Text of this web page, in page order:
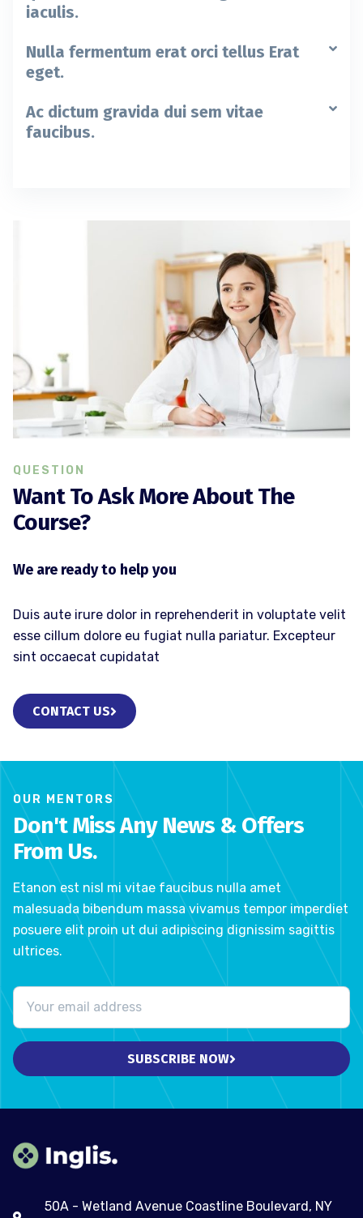
iaculis.
Nulla fermentum erat orci tellus Erat
eget.
Ac dictum gravida dui sem vitae
faucibus.
QUESTION
Want To Ask More About The
Course?
We are ready to help you
Duis aute irure dolor in reprehenderit in voluptate velit
esse cillum dolore eu fugiat nulla pariatur. Excepteur
sint occaecat cupidatat
CONTACT US
OUR MENTORS
Don't Miss Any News & Offers
From Us.
Etanon est nisl mi vitae faucibus nulla amet
malesuada bibendum massa vivamus tempor imperdiet
posuere elit proin ut dui adipiscing dignissim sagittis
ultrices.
SUBSCRIBE NOW
50A - Wetland Avenue Coastline Boulevard, NY